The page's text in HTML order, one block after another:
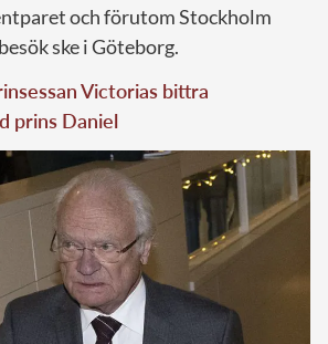
och förutom Stockholm
ske i Göteborg.
Victorias bittra
prins Daniel